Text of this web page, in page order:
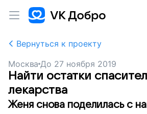
Вернуться к проекту
Москва До 27 ноября 2019
Найти остатки
лекарства
Женя снова поделилась с